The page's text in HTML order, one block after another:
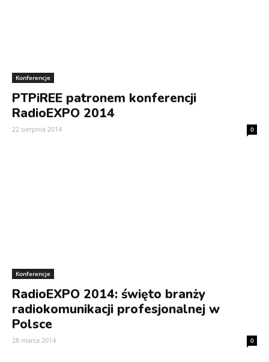
Konferencje
PTPiREE patronem konferencji
RadioEXPO 2014
22 sierpnia 2014 0
Konferencje
RadioEXPO 2014: święto branży
radiokomunikacji profesjonalnej w
Polsce
28 marca 2014 0